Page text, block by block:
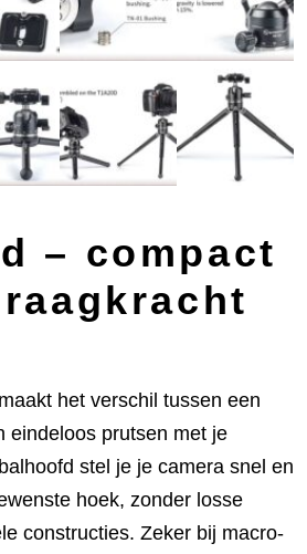
– compact
het verschil tussen een
eindeloos prutsen met je
stel je je camera snel en
hoek, zonder losse
constructies. Zeker bij macro-